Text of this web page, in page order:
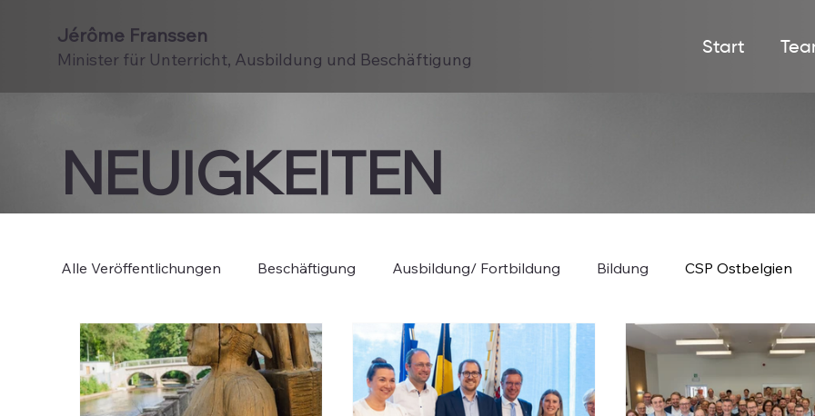
Jérôme Franssen
Minister für Unterricht, Ausbildung und Beschäftigung
Start
NEUIGKEITEN
Alle Veröffentlichungen Beschäftigung Ausbildung/ Fortbildung Bildung CSP Ostbelgien